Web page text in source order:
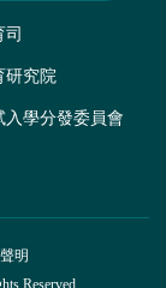
研究院
入學分發委員會
明